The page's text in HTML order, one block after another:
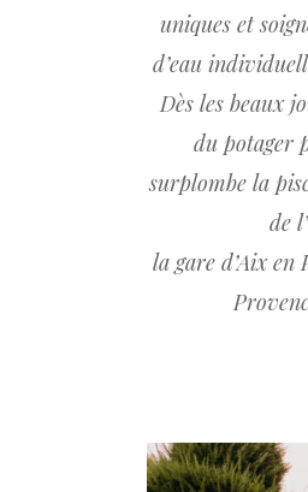
uniques et
d’eau
Dès les beaux
du potager
surplombe la
de
la gare d’Aix en